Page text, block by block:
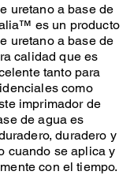
uretano a base de
es un producto
uretano a base de
calidad que es
tanto para
como
imprimador de
de agua es
duradero y
cuando se aplica y
con el tiempo.